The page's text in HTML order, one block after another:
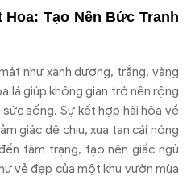
Hoa: Tạo Nên Bức Tranh
như xanh dương, trắng, vàng
lá giúp không gian trở nên rộng
sống. Sự kết hợp hài hòa về
giác dễ chịu, xua tan cái nóng
tâm trạng, tạo nên giấc ngủ
vẻ đẹp của một khu vườn mùa